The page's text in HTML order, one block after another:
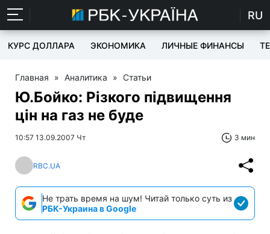
RU
КУРС ДОЛЛАРА ЭКОНОМИКА ЛИЧНЫЕ ФИНАНСЫ
Главная » Аналитика » Статьи
Ю.Бойко: Різкого підвищення
цін на газ не буде
10:57 13.09.2007 Чт 3 мин
RBC.UA
Не трать время на шум! Читай только суть из
РБК-Украина в Google